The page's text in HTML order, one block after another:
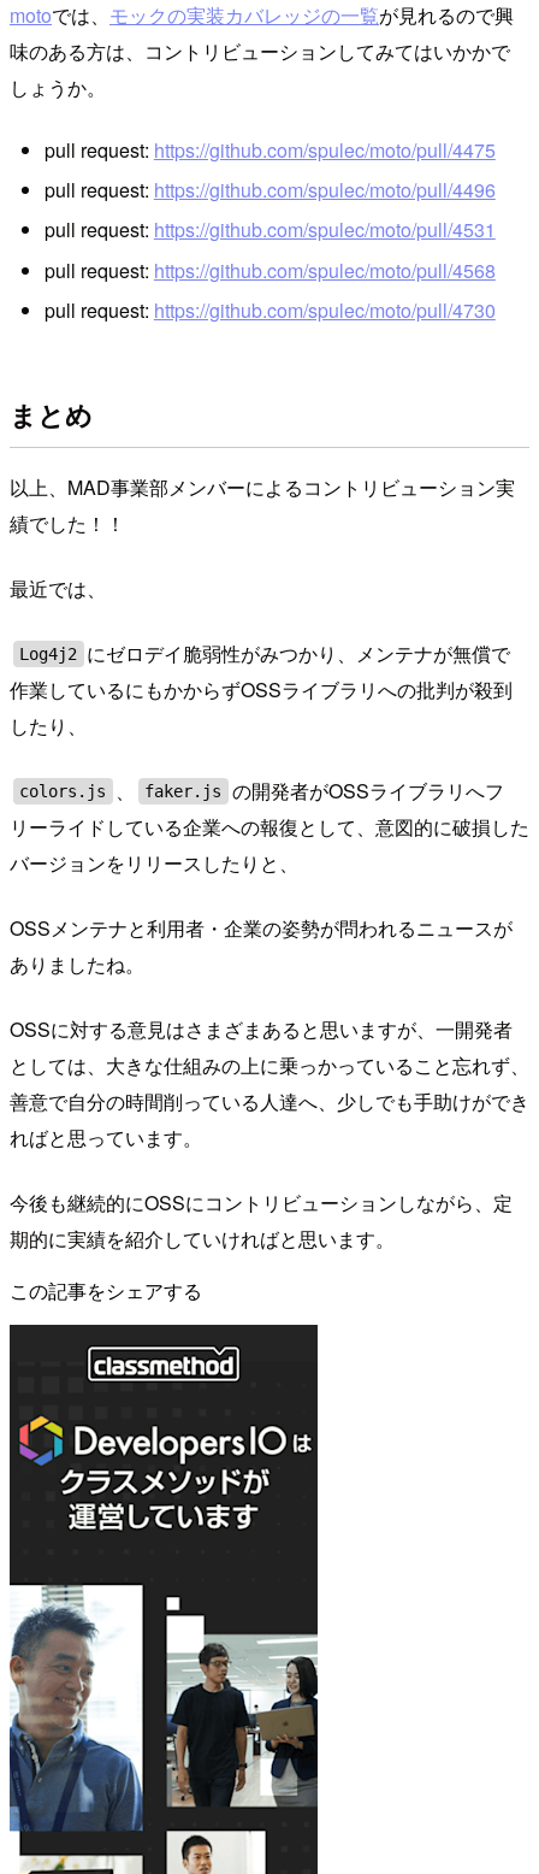
motoでは、 モックの実装カバレッジの一覧が見れるので興
味のある方は、コントリビューションしてみてはいかかで
しょうか。
pull request: https://github.com/spulec/moto/pull/4475
pull request: https://github.com/spulec/moto/pull/4496
pull request: https://github.com/spulec/moto/pull/4531
pull request: https://github.com/spulec/moto/pull/4568
pull request: https://github.com/spulec/moto/pull/4730
まとめ
以上、MAD事業部メンバーによるコントリビューション実
績でした！！
最近では、
Log4j2
にゼロデイ脆弱性がみつかり、メンテナが無償で
作業しているにもかからずOSSライブラリへの批判が殺到
したり、
colors.js 、 faker.js
の開発者がOSSライブラリへフ
リーライドしている企業への報復として、意図的に破損した
バージョンをリリースしたりと、
OSSメンテナと利用者・企業の姿勢が問われるニュースが
ありましたね。
OSSに対する意見はさまざまあると思いますが、一開発者
としては、大きな仕組みの上に乗っかっていること忘れず、
善意で自分の時間削っている人達へ、少しでも手助けができ
ればと思っています。
今後も継続的にOSSにコントリビューションしながら、定
期的に実績を紹介していければと思います。
この記事をシェアする